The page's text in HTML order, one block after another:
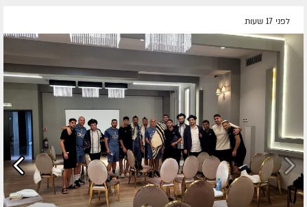
לפני 17 שעות